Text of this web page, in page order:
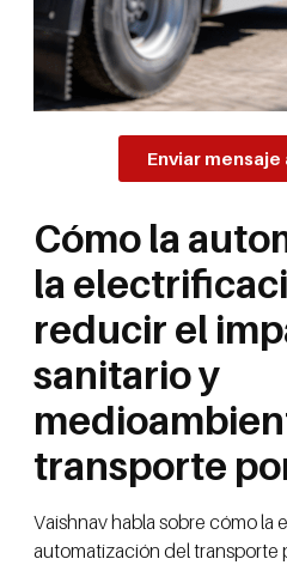
Enviar
Cómo la
la
reducir el
sanitario y
transporte
Vaishnav habla sobre cómo la
automatización del transporte